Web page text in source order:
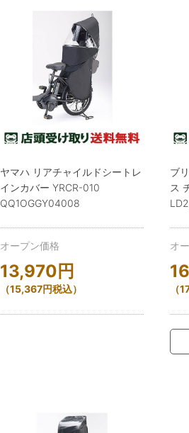
ヤマハ リアチャイルドシートレ
インカバー YRCR-010
QQ1OGGY04008
オープン価格
13,970 円
（15,367円税込）
ブ
ス
オ
（